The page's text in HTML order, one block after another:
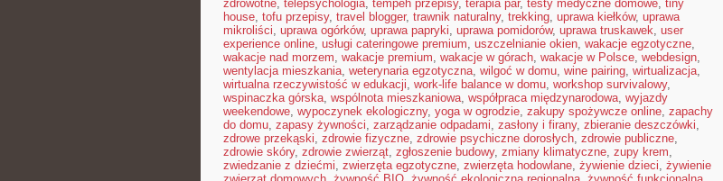
zdrowotne, telepsychologia, tempeh przepisy, terapia par, testy medyczne domowe, tiny
house, tofu przepisy, travel blogger, trawnik naturalny, trekking, uprawa kiełków, uprawa
mikroliści, uprawa ogórków, uprawa papryki, uprawa pomidorów, uprawa truskawek, user
experience online, usługi cateringowe premium, uszczelnianie okien, wakacje egzotyczne,
wakacje nad morzem, wakacje premium, wakacje w górach, wakacje w Polsce, webdesign,
wentylacja mieszkania, weterynaria egzotyczna, wilgoć w domu, wine pairing, wirtualizacja,
wirtualna rzeczywistość w edukacji, work-life balance w domu, workshop survivalowy,
wspinaczka górska, wspólnota mieszkaniowa, współpraca międzynarodowa, wyjazdy
weekendowe, wypoczynek ekologiczny, yoga w ogrodzie, zakupy spożywcze online, zapachy
do domu, zapasy żywności, zarządzanie odpadami, zasłony i firany, zbieranie deszczówki,
zdrowe przekąski, zdrowie fizyczne, zdrowie psychiczne dorosłych, zdrowie publiczne,
zdrowie skóry, zdrowie zwierząt, zgłoszenie budowy, zmiany klimatyczne, zupy krem,
zwiedzanie z dziećmi, zwierzęta egzotyczne, zwierzęta hodowlane, żywienie dzieci, żywienie